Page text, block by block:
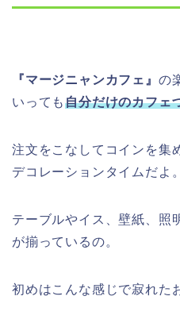
『マージニャンカフェ』 の
いっても自分だけのカフェ
注文をこなしてコインを集
デコレーションタイムだよ。
テーブルやイス、壁紙、照
が揃っているの。
初めはこんな感じで寂れた